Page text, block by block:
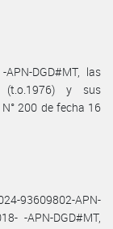
DGD#MT, las
(t.o.1976) y sus
200 de fecha 16
93609802-APN-
-APN-DGD#MT,